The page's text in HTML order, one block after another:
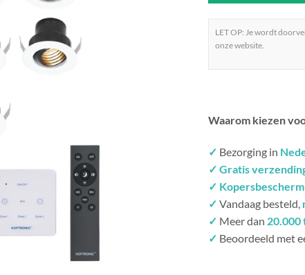
LET OP: Je wordt
onze website.
Waarom kiezen
✓ Bezorging in
✓ Gratis
✓
✓ Vandaag besteld,
✓ Meer dan 20.000
✓ Beoordeeld met